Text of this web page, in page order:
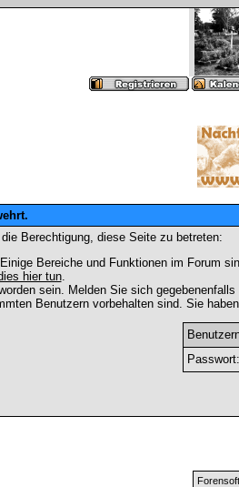
Berechtigung, diese Seite zu betreten:
Bereiche und Funktionen im Forum
hier tun.
sein. Melden Sie sich
Benutzern vorbehalten sind. Sie
Passwort: